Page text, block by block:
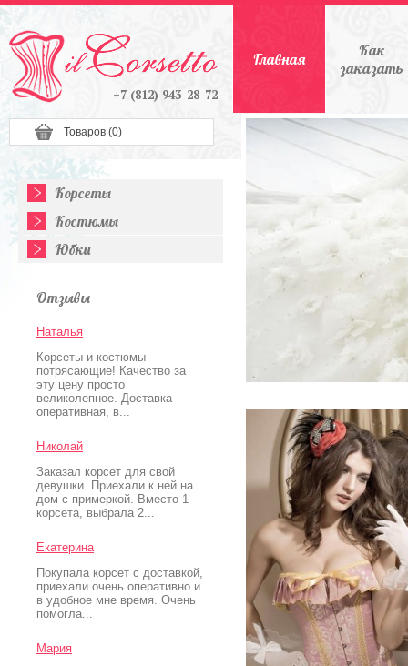
Товаров (0)
+7 (812) 943-28-72
Главная
Как
заказать
Корсеты
Костюмы
Юбки
Отзывы
Наталья
Корсеты и костюмы
потрясающие! Качество за
эту цену просто
великолепное. Доставка
оперативная, в...
Николай
Заказал корсет для свой
девушки. Приехали к ней на
дом с примеркой. Вместо 1
корсета, выбрала 2...
Екатерина
Покупала корсет с доставкой,
приехали очень оперативно и
в удобное мне время. Очень
помогла...
Мария